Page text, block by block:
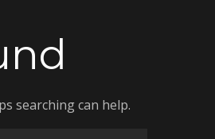
searching can help.